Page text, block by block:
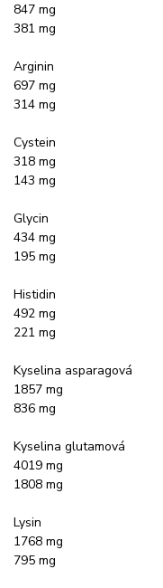
847 mg
381 mg
Arginin
697 mg
314 mg
Cystein
318 mg
143 mg
Glycin
434 mg
195 mg
Histidin
492 mg
221 mg
Kyselina asparagová
1857 mg
836 mg
Kyselina glutamová
4019 mg
1808 mg
Lysin
1768 mg
795 mg